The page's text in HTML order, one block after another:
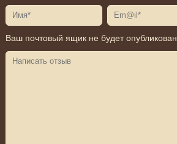
Ваш почтовый ящик не будет опубликован.